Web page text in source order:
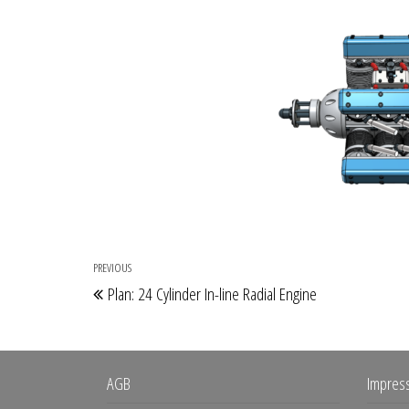
Beitragsnavigation
Previous
Post
PREVIOUS
Plan: 24 Cylinder In-line Radial Engine
AGB